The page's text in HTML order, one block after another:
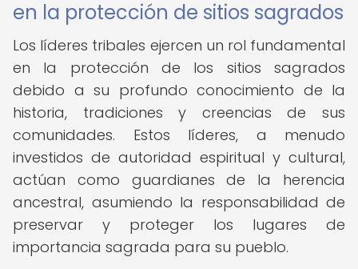
en la protección de sitios sagrados
Los líderes tribales ejercen un rol fundamental
en la protección de los sitios sagrados
debido a su profundo conocimiento de la
historia, tradiciones y creencias de sus
comunidades. Estos líderes, a menudo
investidos de autoridad espiritual y cultural,
actúan como guardianes de la herencia
ancestral, asumiendo la responsabilidad de
preservar y proteger los lugares de
importancia sagrada para su pueblo.